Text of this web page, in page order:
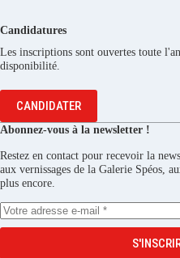
Candidatures
Les inscriptions sont ouvertes toute
disponibilité.
CANDIDATER
Abonnez-vous à la newsletter !
Restez en contact pour recevoir la
aux vernissages de la Galerie Spéos,
plus encore.